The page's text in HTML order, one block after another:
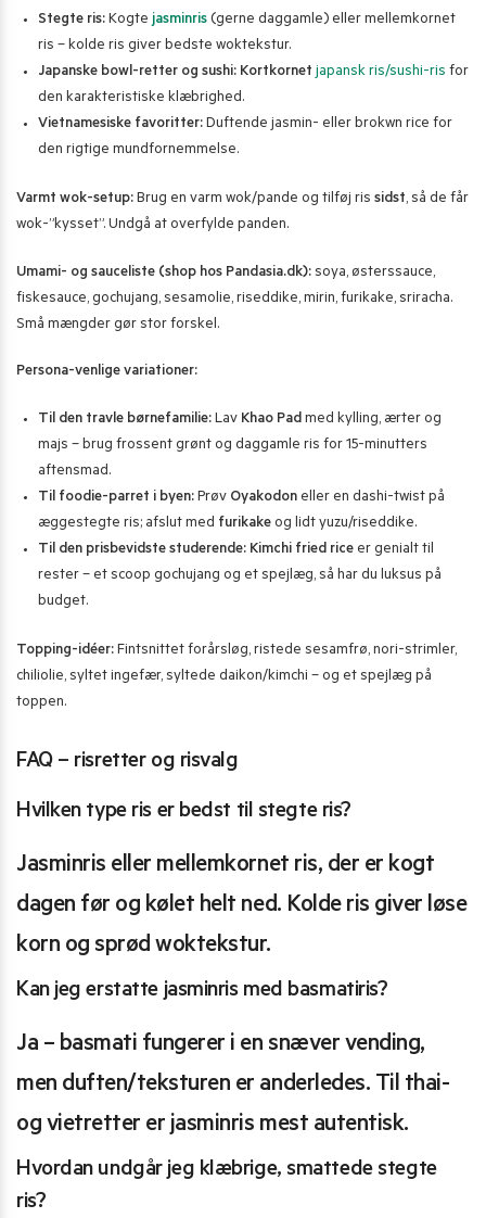
Stegte ris: Kogte jasminris (gerne daggamle) eller mellemkornet
ris – kolde ris giver bedste woktekstur.
Japanske bowl-retter og sushi: Kortkornet japansk ris/sushi-ris for
den karakteristiske klæbrighed.
Vietnamesiske favoritter: Duftende jasmin- eller brokwn rice for
den rigtige mundfornemmelse.
Varmt wok-setup: Brug en varm wok/pande og tilføj ris sidst, så de får
wok-”kysset”. Undgå at overfylde panden.
Umami- og sauceliste (shop hos Pandasia.dk): soya, østerssauce,
fiskesauce, gochujang, sesamolie, riseddike, mirin, furikake, sriracha.
Små mængder gør stor forskel.
Persona-venlige variationer:
Til den travle børnefamilie: Lav Khao Pad med kylling, ærter og
majs – brug frossent grønt og daggamle ris for 15-minutters
aftensmad.
Til foodie-parret i byen: Prøv Oyakodon eller en dashi-twist på
æggestegte ris; afslut med furikake og lidt yuzu/riseddike.
Til den prisbevidste studerende: Kimchi fried rice er genialt til
rester – et scoop gochujang og et spejlæg, så har du luksus på
budget.
Topping-idéer: Fintsnittet forårsløg, ristede sesamfrø, nori-strimler,
chiliolie, syltet ingefær, syltede daikon/kimchi – og et spejlæg på
toppen.
FAQ – risretter og risvalg
Hvilken type ris er bedst til stegte ris?
Jasminris eller mellemkornet ris, der er kogt
dagen før og kølet helt ned. Kolde ris giver løse
korn og sprød woktekstur.
Kan jeg erstatte jasminris med basmatiris?
Ja – basmati fungerer i en snæver vending,
men duften/teksturen er anderledes. Til thai-
og vietretter er jasminris mest autentisk.
Hvordan undgår jeg klæbrige, smattede stegte
ris?